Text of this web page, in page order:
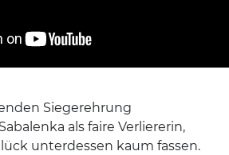
Siegerehrung
als faire Verliererin,
unterdessen kaum fassen.